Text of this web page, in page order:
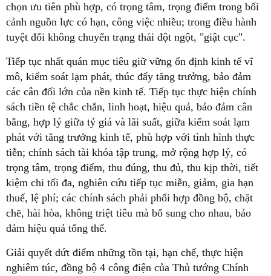
chọn ưu tiên phù hợp, có trọng tâm, trọng điểm trong bối
cảnh nguồn lực có hạn, công việc nhiều; trong điều hành
tuyệt đối không chuyển trạng thái đột ngột, "giật cục".
Tiếp tục nhất quán mục tiêu giữ vững ổn định kinh tế vĩ
mô, kiểm soát lạm phát, thúc đẩy tăng trưởng, bảo đảm
các cân đối lớn của nền kinh tế. Tiếp tục thực hiện chính
sách tiền tệ chắc chắn, linh hoạt, hiệu quả, bảo đảm cân
bằng, hợp lý giữa tỷ giá và lãi suất, giữa kiểm soát lạm
phát với tăng trưởng kinh tế, phù hợp với tình hình thực
tiễn; chính sách tài khóa tập trung, mở rộng hợp lý, có
trọng tâm, trọng điểm, thu đúng, thu đủ, thu kịp thời, tiết
kiệm chi tối đa, nghiên cứu tiếp tục miễn, giảm, gia hạn
thuế, lệ phí; các chính sách phải phối hợp đồng bộ, chặt
chẽ, hài hòa, không triệt tiêu mà bổ sung cho nhau, bảo
đảm hiệu quả tổng thể.
Giải quyết dứt điểm những tồn tại, hạn chế, thực hiện
nghiêm túc, đồng bộ 4 công điện của Thủ tướng Chính